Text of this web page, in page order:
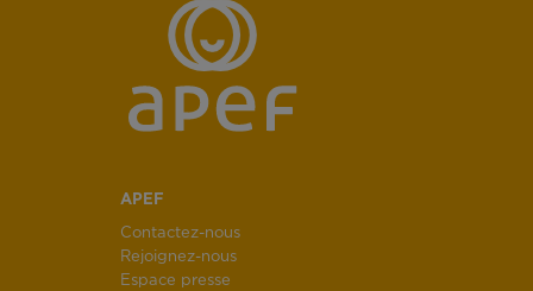
APEF
Contactez-nous
Rejoignez-nous
Espace presse